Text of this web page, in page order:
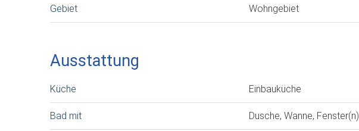
Gebiet Wohngebiet
Ausstattung
Küche Einbauküche
Bad mit Dusche, Wanne, Fenster(n)